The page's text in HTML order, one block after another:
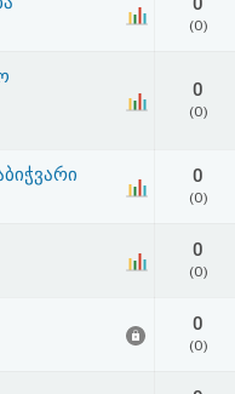
(0)
0
(0)
0
(0)
0
(0)
0
(0)